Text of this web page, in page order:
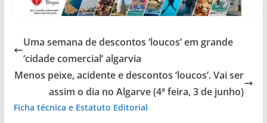
Uma semana de descontos ‘loucos’ em grande
‘cidade comercial’ algarvia
Menos peixe, acidente e descontos ‘loucos’. Vai ser
assim o dia no Algarve (4ª feira, 3 de junho)
Ficha técnica e Estatuto Editorial